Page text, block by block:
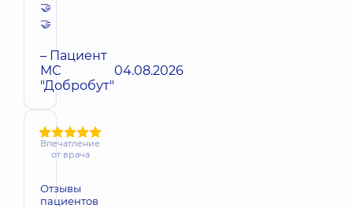
🤝
🤝
– Пациент
МС
"Добробут"
04.08.2026
Впечатление
от врача
Отзывы
пациентов